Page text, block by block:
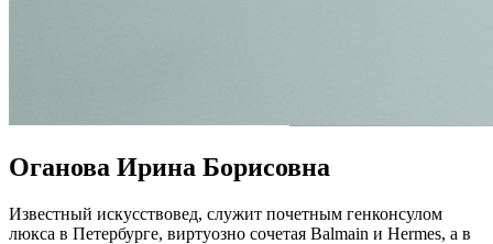
Оганова Ирина Борисовна
Известный искусствовед, служит почетным генконсулом
люкса в Петербурге, виртуозно сочетая Balmain и Hermes, а в